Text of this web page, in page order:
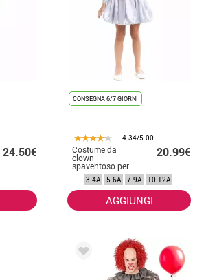
24.50€
CONSEGNA 6/7 GIORNI
4.34/5.00
Costume da
clown
spaventoso per
bambine
20.99€
3-4A 5-6A 7-9A 10-12A
AGGIUNGI